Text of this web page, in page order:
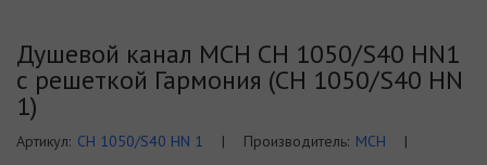
Душевой канал MCH CH 1050/S40 HN1
с решеткой Гармония (CH 1050/S40 HN
1)
Артикул: CH 1050/S40 HN 1 | Производитель: MCH
|